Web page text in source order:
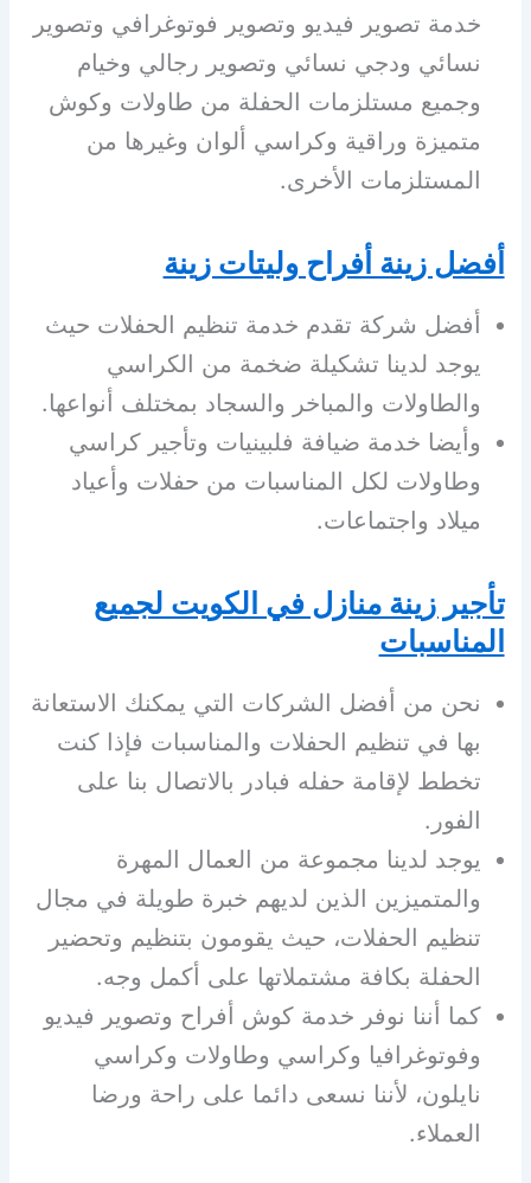
خدمة تصوير فيديو وتصوير فوتوغرافي وتصوير
نسائي ودجي نسائي وتصوير رجالي وخيام
وجميع مستلزمات الحفلة من طاولات وكوش
متميزة وراقية وكراسي ألوان وغيرها من
المستلزمات الأخرى.
أفضل زينة أفراح وليتات زينة
أفضل شركة تقدم خدمة تنظيم الحفلات حيث
يوجد لدينا تشكيلة ضخمة من الكراسي
والطاولات والمباخر والسجاد بمختلف أنواعها.
وأيضا خدمة ضيافة فلبينيات وتأجير كراسي
وطاولات لكل المناسبات من حفلات وأعياد
ميلاد واجتماعات.
تأجير زينة منازل في الكويت لجميع
المناسبات
نحن من أفضل الشركات التي يمكنك الاستعانة
بها في تنظيم الحفلات والمناسبات فإذا كنت
تخطط لإقامة حفله فبادر بالاتصال بنا على
الفور.
يوجد لدينا مجموعة من العمال المهرة
والمتميزين الذين لديهم خبرة طويلة في مجال
تنظيم الحفلات، حيث يقومون بتنظيم وتحضير
الحفلة بكافة مشتملاتها على أكمل وجه.
كما أننا نوفر خدمة كوش أفراح وتصوير فيديو
وفوتوغرافيا وكراسي وطاولات وكراسي
نايلون، لأننا نسعى دائما على راحة ورضا
العملاء.